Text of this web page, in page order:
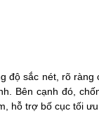
độ sắc nét, rõ
Bên cạnh đó,
hỗ trợ bố cục tối